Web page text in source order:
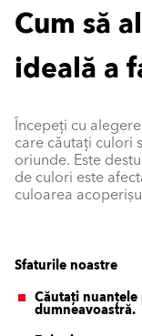
Cum să
ideală a
Începeți cu
care căutați culori
oriunde. Este
de culori este
culoarea
Sfaturile noastre
Căutați
dumneavoastră.